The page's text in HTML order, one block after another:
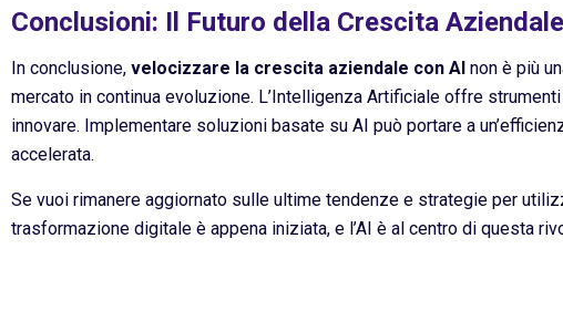
Conclusioni: Il Futuro della Crescita Aziendale
In conclusione, velocizzare la crescita aziendale con AI non è più
mercato in continua evoluzione. L’Intelligenza Artificiale offre
innovare. Implementare soluzioni basate su AI può portare a
accelerata.
Se vuoi rimanere aggiornato sulle ultime tendenze e strategie per
trasformazione digitale è appena iniziata, e l’AI è al centro di questa